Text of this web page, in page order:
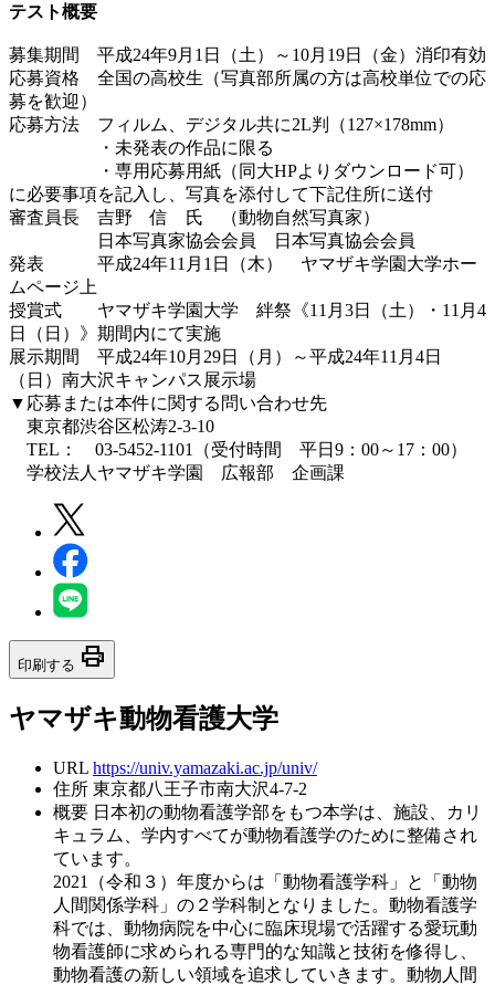
テスト概要
募集期間 平成24年9月1日（土）～10月19日（金）消印有効
応募資格 全国の高校生（写真部所属の方は高校単位での応
募を歓迎）
応募方法 フィルム、デジタル共に2L判（127×178mm）
・未発表の作品に限る
・専用応募用紙（同大HPよりダウンロード可）
に必要事項を記入し、写真を添付して下記住所に送付
審査員長 吉野 信 氏 （動物自然写真家）
日本写真家協会会員 日本写真協会会員
発表 平成24年11月1日（木） ヤマザキ学園大学ホー
ムページ上
授賞式 ヤマザキ学園大学 絆祭《11月3日（土）・11月4
日（日）》期間内にて実施
展示期間 平成24年10月29日（月）～平成24年11月4日
（日）南大沢キャンパス展示場
▼応募または本件に関する問い合わせ先
東京都渋谷区松涛2-3-10
TEL： 03-5452-1101（受付時間 平日9：00～17：00）
学校法人ヤマザキ学園 広報部 企画課
印刷する print
ヤマザキ動物看護大学
URL https://univ.yamazaki.ac.jp/univ/
住所 東京都八王子市南大沢4-7-2
概要 日本初の動物看護学部をもつ本学は、施設、カリ
キュラム、学内すべてが動物看護学のために整備され
ています。
2021（令和３）年度からは「動物看護学科」と「動物
人間関係学科」の２学科制となりました。動物看護学
科では、動物病院を中心に臨床現場で活躍する愛玩動
物看護師に求められる専門的な知識と技術を修得し、
動物看護の新しい領域を追求していきます。動物人間